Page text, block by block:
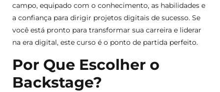
campo, equipado com o conhecimento, as habilidades e
a confiança para dirigir projetos digitais de sucesso. Se
você está pronto para transformar sua carreira e liderar
na era digital, este curso é o ponto de partida perfeito.
Por Que Escolher o
Backstage?